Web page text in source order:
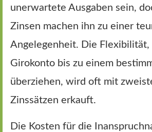
unerwartete Ausgaben sein,
Zinsen machen ihn zu einer
Angelegenheit. Die Flexibilität,
Girokonto bis zu einem
überziehen, wird oft mit
Zinssätzen erkauft.
Die Kosten für die